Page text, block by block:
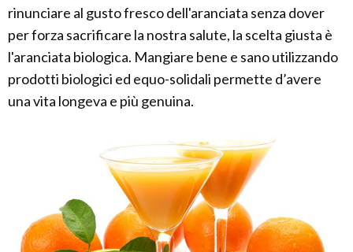
rinunciare al gusto fresco dell'aranciata senza dover
per forza sacrificare la nostra salute, la scelta giusta è
l'aranciata biologica. Mangiare bene e sano utilizzando
prodotti biologici ed equo-solidali permette d’avere
una vita longeva e più genuina.